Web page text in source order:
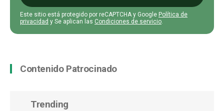
Este sitio está protegido por reCAPTCHA y Google Política de
privacidad y Se aplican las Condiciones de servicio.
Contenido Patrocinado
Trending